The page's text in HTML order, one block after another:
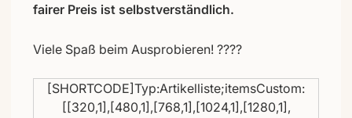
fairer Preis ist selbstverständlich.
Viele Spaß beim Ausprobieren! ????
[SHORTCODE]Typ:Artikelliste;itemsCustom:
[[320,1],[480,1],[768,1],[1024,1],[1280,1],